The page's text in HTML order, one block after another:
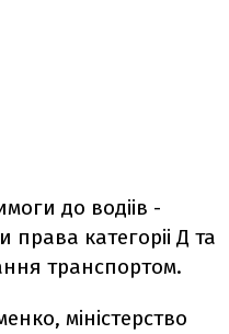
до водіів -
права категоріі Д та
транспортом.
міністерство